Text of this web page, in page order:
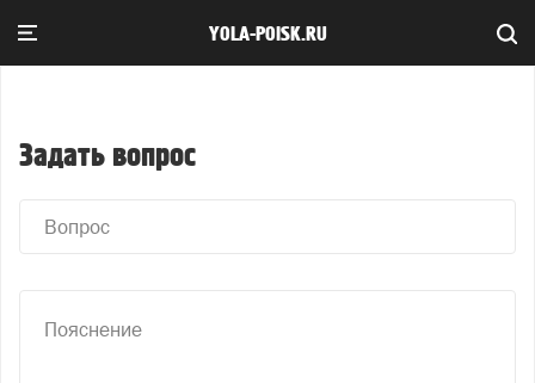
YOLA-POISK.RU
Задать вопрос